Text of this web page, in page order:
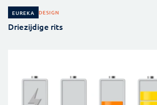
EUREKA DESIGN
Driezijdige rits